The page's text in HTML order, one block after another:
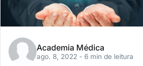
Academia Médica
ago. 8, 2022 - 6 min de leitura